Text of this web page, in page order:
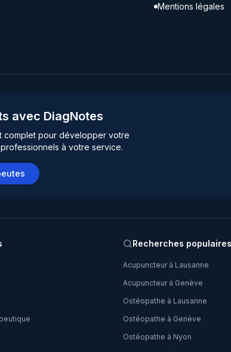
Mentions légales
avec DiagNotes
complet pour développer votre
à votre service.
Recherches populaires
Acupuncteur à Lausanne
Acupuncteur à Genève
Ostéopathe à Lausanne
Ostéopathe à Genève
Ostéopathe à Nyon